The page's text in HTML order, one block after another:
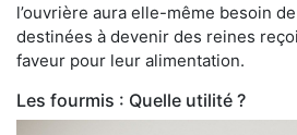
l’ouvrière aura elle-même besoin
destinées à devenir des reines
faveur pour leur alimentation.
Les fourmis : Quelle utilité ?